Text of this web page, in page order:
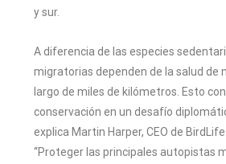
y sur.
A diferencia de las especies
migratorias dependen de la salud de
largo de miles de kilómetros. Esto
conservación en un desafío
explica Martin Harper, CEO de
“Proteger las principales autopistas